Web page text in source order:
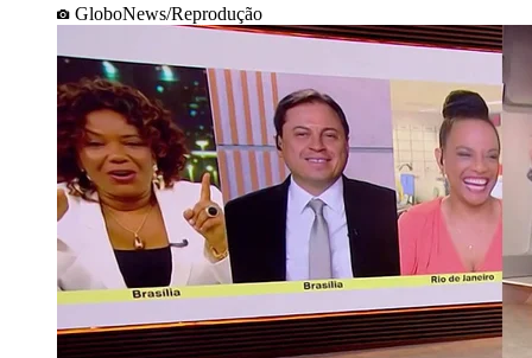
GloboNews/Reprodução